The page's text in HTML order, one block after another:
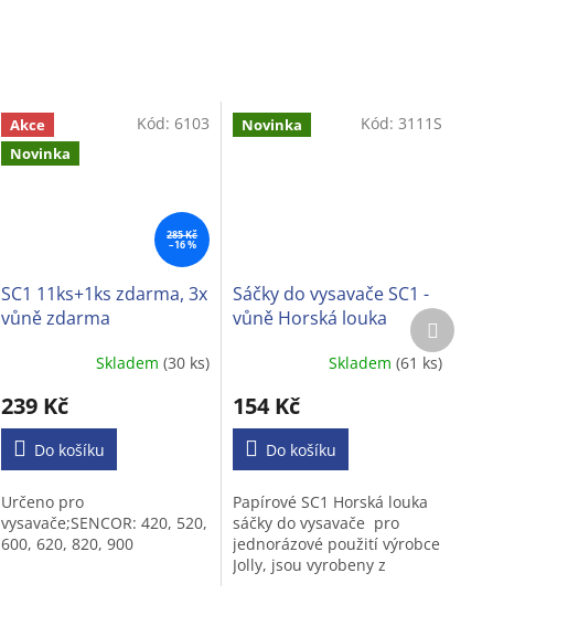
Akce
Novinka
285 Kč
–16 %
SC1 11ks+1ks zdarma, 3x
vůně zdarma
Skladem(30 ks)
239 Kč
Do košíku
Určeno pro
vysavače;SENCOR: 420, 520,
600, 620, 820, 900
Kód:6103 Novinka
Sáčky do vysavače SC1 -
vůně Horská louka
Skladem (61 ks)
154 Kč
Do košíku
Papírové SC1 Horská louka
sáčky do vysavače pro
jednorázové použití výrobce
Jolly, jsou vyrobeny z
Kód: 3111S
Další
produkt